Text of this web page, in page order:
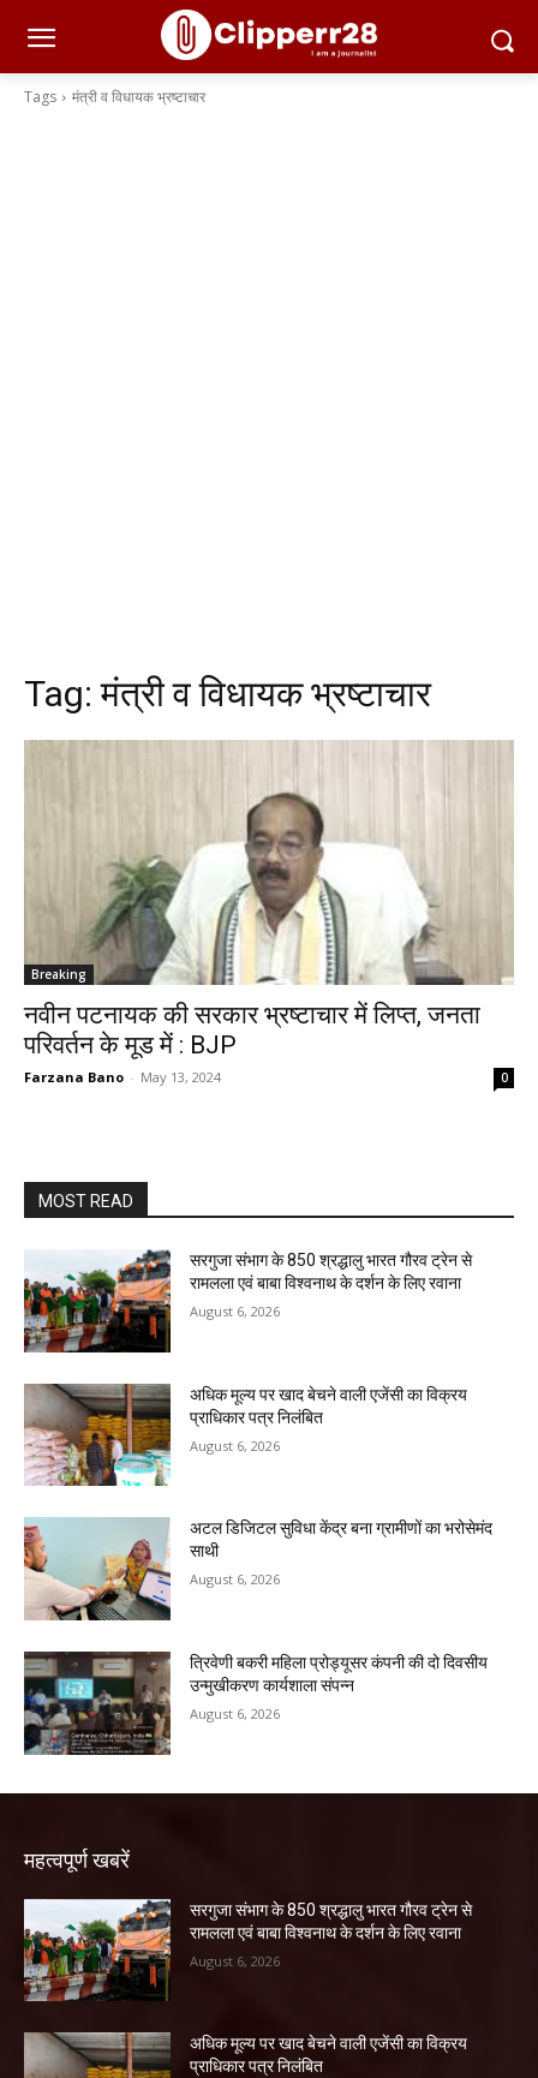
Tags मंत्री व विधायक भ्रष्टाचार
Tag:मंत्री व विधायक भ्रष्टाचार
Breaking
नवीन पटनायक की सरकार भ्रष्टाचार में लिप्त, जनता
परिवर्तन के मूड में : BJP
Farzana Bano - May 13, 2024 0
MOST READ
सरगुजा संभाग के 850 श्रद्धालु भारत गौरव ट्रेन से
रामलला एवं बाबा विश्वनाथ के दर्शन के लिए रवाना
August 6, 2026
अधिक मूल्य पर खाद बेचने वाली एजेंसी का विक्रय
प्राधिकार पत्र निलंबित
August 6, 2026
अटल डिजिटल सुविधा केंद्र बना ग्रामीणों का भरोसेमंद
साथी
August 6, 2026
त्रिवेणी बकरी महिला प्रोड्यूसर कंपनी की दो दिवसीय
उन्मुखीकरण कार्यशाला संपन्न
August 6, 2026
महत्वपूर्ण खबरें
सरगुजा संभाग के 850 श्रद्धालु भारत गौरव ट्रेन से
रामलला एवं बाबा विश्वनाथ के दर्शन के लिए रवाना
August 6, 2026
अधिक मूल्य पर खाद बेचने वाली एजेंसी का विक्रय
प्राधिकार पत्र निलंबित